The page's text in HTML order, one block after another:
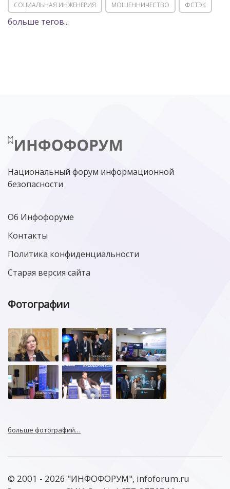
СОЦИАЛЬНАЯ ИНЖЕНЕРИЯ МОШЕННИЧЕСТВО ФСТЭК
POSITIVE TECHNOLOGIES
МИНЦИФРЫ РОССИИ NGFW
больше тегов...
Национальный форум информационной
безопасности
Об Инфофоруме
Контакты
Политика конфиденциальности
Старая версия сайта
Фотографии
больше фотографий…
© 2001 - 2026 "ИНФОФОРУМ", infoforum.ru